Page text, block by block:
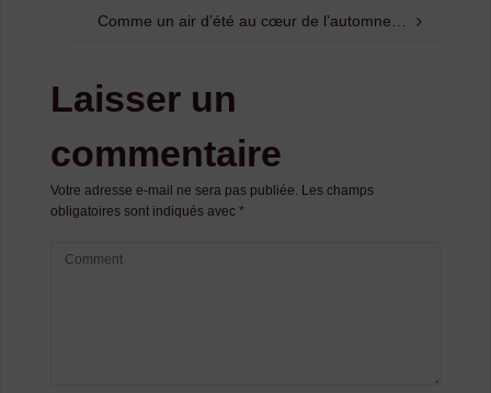
Comme un air d’été au cœur de l’automne…
Laisser un
commentaire
Votre adresse e-mail ne sera pas publiée. Les champs
obligatoires sont indiqués avec *